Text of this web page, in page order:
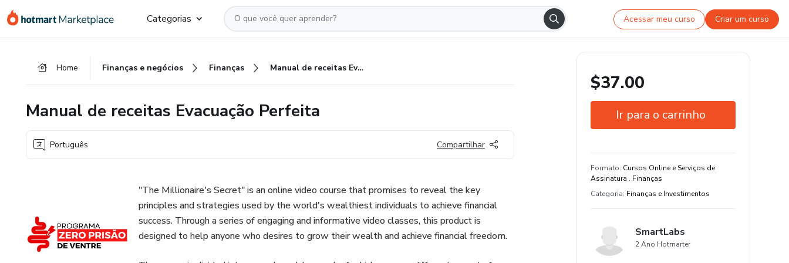
para
para
para
Categorias Acessar meu curso Criar um curso
Home Finanças e negócios Finanças Manual de receitas Evacuação Perfeita
Manual de receitas Evacuação Perfeita
Português Compartilhar
"The Millionaire's Secret" is an online video course that promises to reveal the key
principles and strategies used by the world's wealthiest individuals to achieve financial
success. Through a series of engaging and informative video classes, this product is
designed to help anyone who desires to grow their wealth and achieve financial freedom.
$37.00
Ir para o carrinho
Estude do seu jeito e em qualquer
dispositivo
Formato: Cursos Online e Serviços de
Assinatura . Finanças
Categoria: Finanças e Investimentos
SmartLabs
2 Ano Hotmarter